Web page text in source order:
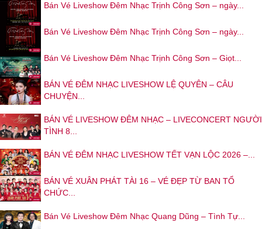
Bán Vé Liveshow Đêm Nhạc Trịnh Công Sơn – ngày...
Bán Vé Liveshow Đêm Nhạc Trịnh Công Sơn – ngày...
Bán Vé Liveshow Đêm Nhạc Trịnh Công Sơn – Giọt...
BÁN VÉ ĐÊM NHẠC LIVESHOW LỆ QUYÊN – CÂU
CHUYỆN...
BÁN VÉ LIVESHOW ĐÊM NHẠC – LIVECONCERT NGƯỜI
TÌNH 8...
BÁN VÉ ĐÊM NHẠC LIVESHOW TẾT VẠN LỘC 2026 –...
BÁN VÉ XUÂN PHÁT TÀI 16 – VÉ ĐẸP TỪ BAN TỔ
CHỨC...
Bán Vé Liveshow Đêm Nhạc Quang Dũng – Tình Tự...